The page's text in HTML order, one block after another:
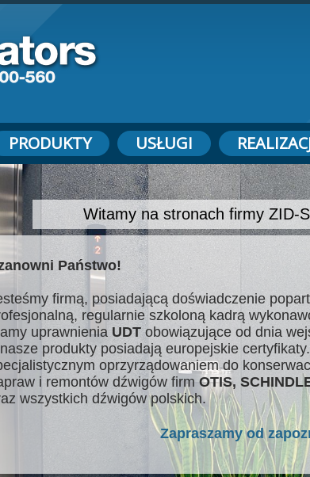
PRODUKTY USŁUGI
Witamy na stronach firmy ZID-
Państwo!
firmą, posiadającą doświadczenie
regularnie szkoloną kadrą
uprawnienia UDT obowiązujące od dnia
produkty posiadają europejskie
oprzyrządowaniem do
i remontów dźwigów firmOTIS,
wszystkich dźwigów polskich.
Zapraszamy od